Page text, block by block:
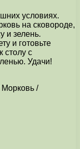
условиях.
на сковороде,
и зелень.
и готовьте
столу с
Удачи!
/